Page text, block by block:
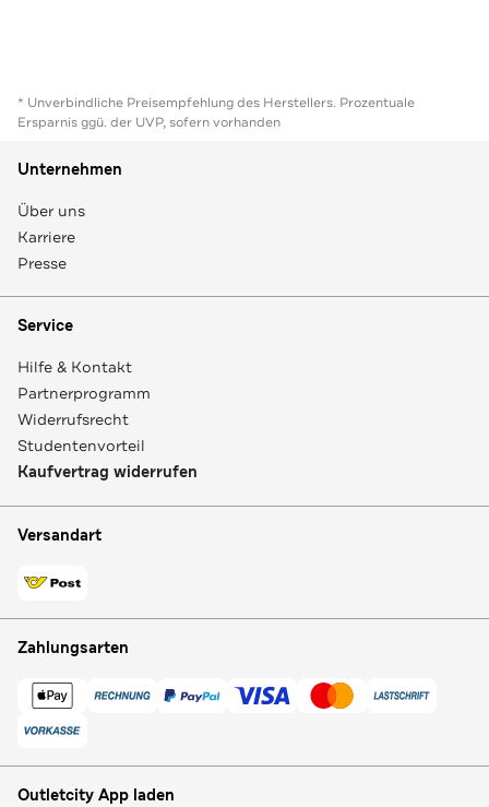
* Unverbindliche Preisempfehlung des Herstellers. Prozentuale
Ersparnis ggü. der UVP, sofern vorhanden
Unternehmen
Über uns
Karriere
Presse
Service
Hilfe & Kontakt
Partnerprogramm
Widerrufsrecht
Studentenvorteil
Kaufvertrag widerrufen
Versandart
Zahlungsarten
Outletcity App laden